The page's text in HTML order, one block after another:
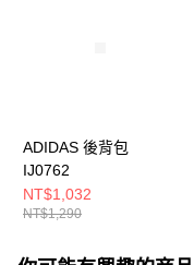
ADIDAS 後背包
IJ0762
NT$1,032
NT$1,290